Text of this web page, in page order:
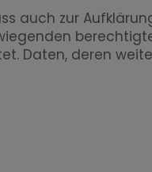
auch zur
Daten, deren